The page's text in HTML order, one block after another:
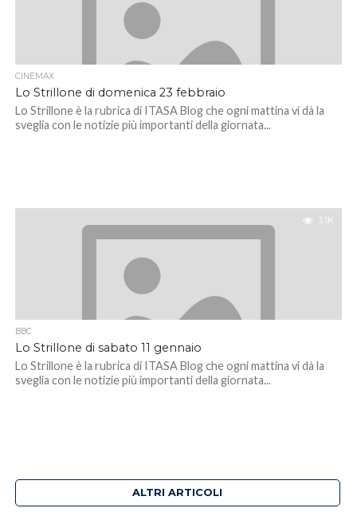
CINEMAX
Lo Strillone di domenica 23 febbraio
Lo Strillone è la rubrica di ITASA Blog che ogni mattina vi dà la
sveglia con le notizie più importanti della giornata...
3.1K
BBC
Lo Strillone di sabato 11 gennaio
Lo Strillone è la rubrica di ITASA Blog che ogni mattina vi dà la
sveglia con le notizie più importanti della giornata...
ALTRI ARTICOLI